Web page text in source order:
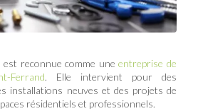
est reconnue comme uneentreprise de
Ferrand. Elle intervient pour des
installations neuves et des projets de
résidentiels et professionnels.